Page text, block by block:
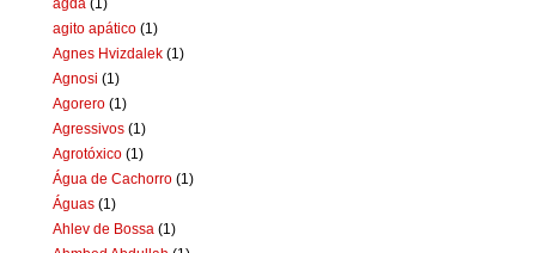
agito apático (1)
Agnes Hvizdalek (1)
Agnosi (1)
Agorero (1)
Agressivos (1)
Agrotóxico (1)
Água de Cachorro (1)
Águas (1)
Ahlev de Bossa (1)